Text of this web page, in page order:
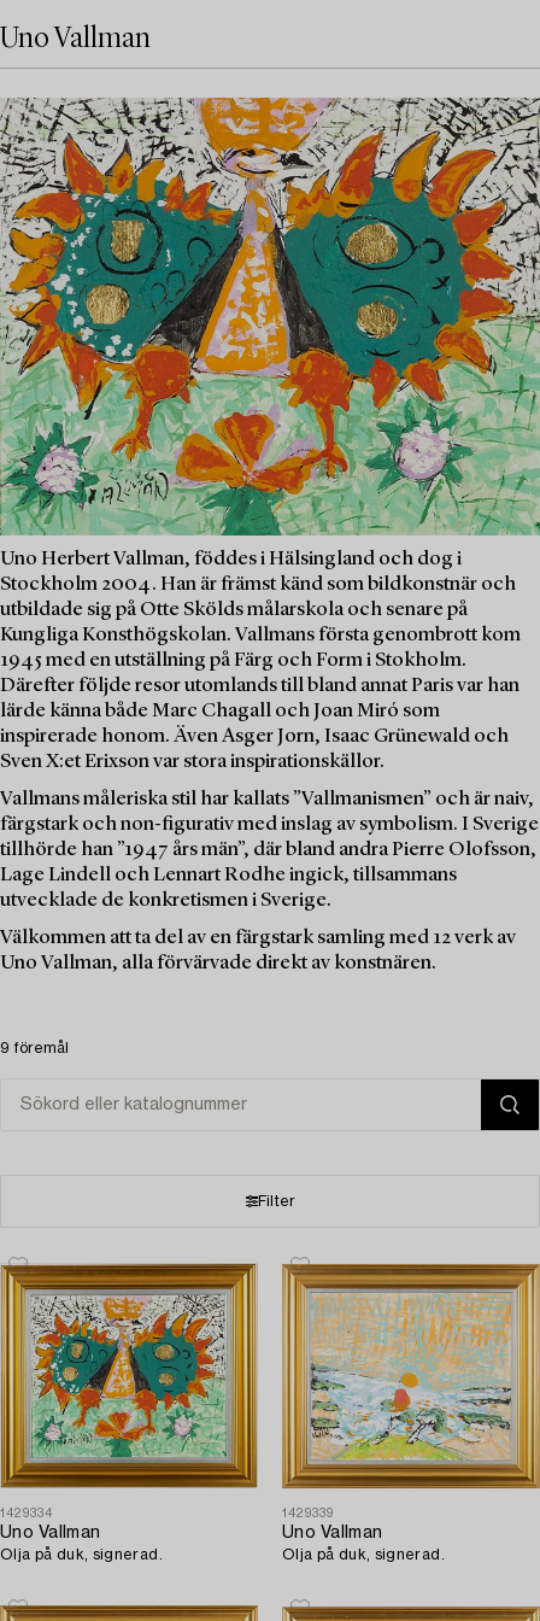
Uno Vallman
Uno Herbert Vallman, föddes i Hälsingland och dog i
Stockholm 2004. Han är främst känd som bildkonstnär och
utbildade sig på Otte Skölds målarskola och senare på
Kungliga Konsthögskolan. Vallmans första genombrott kom
1945 med en utställning på Färg och Form i Stokholm.
Därefter följde resor utomlands till bland annat Paris var han
lärde känna både Marc Chagall och Joan Miró som
inspirerade honom. Även Asger Jorn, Isaac Grünewald och
Sven X:et Erixson var stora inspirationskällor.
Vallmans måleriska stil har kallats ”Vallmanismen” och är naiv,
färgstark och non-figurativ med inslag av symbolism. I Sverige
tillhörde han ”1947 års män”, där bland andra Pierre Olofsson,
Lage Lindell och Lennart Rodhe ingick, tillsammans
utvecklade de konkretismen i Sverige.
Välkommen att ta del av en färgstark samling med 12 verk av
Uno Vallman, alla förvärvade direkt av konstnären.
9 föremål
Filter
1429334
Uno Vallman
Olja på duk, signerad.
1429339
Uno Vallman
Olja på duk, signerad.